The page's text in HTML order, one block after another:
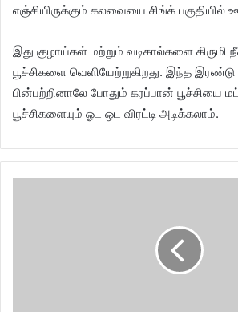
எஞ்சியிருக்கும் கலவையை சிங்க் பகுதியில்
இது குழாய்கள் மற்றும் வடிகால்களை கிருமி
பூச்சிகளை வெளியேற்றுகிறது. இந்த
பின்பற்றினாலே போதும் கரப்பான் பூச்சியை
பூச்சிகளையும் ஓட ஒட விரட்டி அடிக்கலாம்.